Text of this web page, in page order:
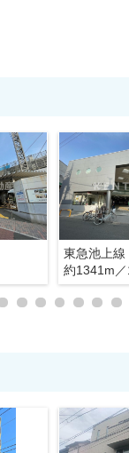
約1341m